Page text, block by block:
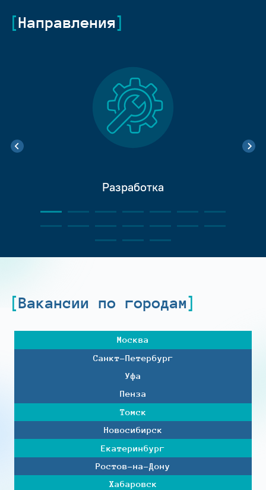
Направления
Разработка
Вакансии по городам
Москва
Санкт-Петербург
Уфа
Пенза
Томск
Новосибирск
Екатеринбург
Ростов-на-Дону
Хабаровск